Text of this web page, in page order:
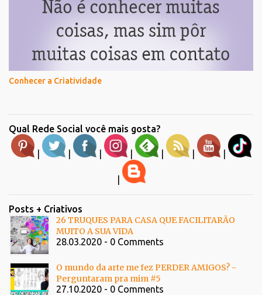
Conhecer a Criatividade
Qual Rede Social você mais gosta?
| | | | | | |
Posts + Criativos
26 TRUQUES PARA CASA QUE FACILITARÃO
MUITO A SUA VIDA
28.03.2020 - 0 Comments
O mundo da arte me fez PERDER AMIGOS? -
Perguntaram pra mim #5
27.10.2020 - 0 Comments